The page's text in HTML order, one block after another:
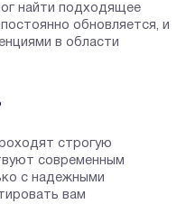
найти подходящее
обновляется, и
в области
строгую
современным
с надежными
вам